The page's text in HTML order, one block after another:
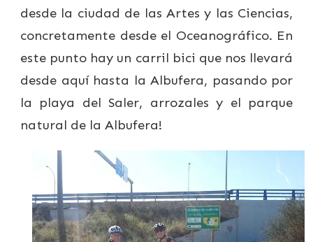
desde la ciudad de las Artes y las Ciencias,
concretamente desde el Oceanográfico. En
este punto hay un carril bici que nos llevará
desde aquí hasta la Albufera, pasando por
la playa del Saler, arrozales y el parque
natural de la Albufera!